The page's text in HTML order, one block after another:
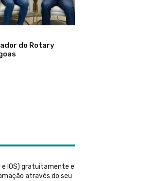
do Rotary
e IOS) gratuitamente e
através do seu